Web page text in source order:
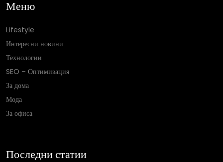
Меню
Lifestyle
Интересни новини
Технологии
SEO – Оптимизация
За дома
Мода
За офиса
Последни статии